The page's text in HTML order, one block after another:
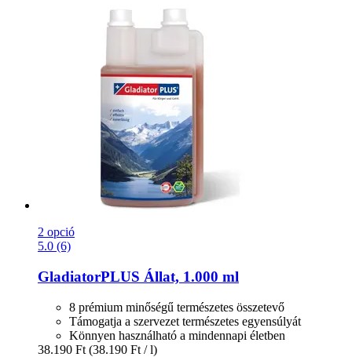
2 opció
5.0 (6)
GladiatorPLUS Állat, 1.000 ml
8 prémium minőségű természetes összetevő
Támogatja a szervezet természetes egyensúlyát
Könnyen használható a mindennapi életben
38.190 Ft (38.190 Ft / l)